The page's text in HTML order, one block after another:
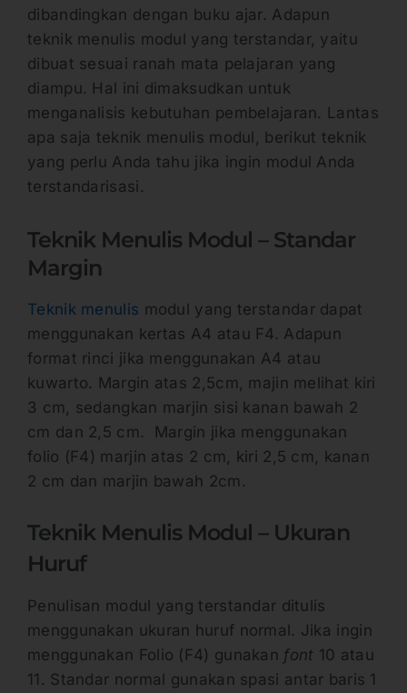
dibandingkan dengan buku ajar. Adapun
teknik menulis modul yang terstandar, yaitu
dibuat sesuai ranah mata pelajaran yang
diampu. Hal ini dimaksudkan untuk
menganalisis kebutuhan pembelajaran. Lantas
apa saja teknik menulis modul, berikut teknik
yang perlu Anda tahu jika ingin modul Anda
terstandarisasi.
Teknik Menulis Modul – Standar
Margin
Teknik menulis modul yang terstandar dapat
menggunakan kertas A4 atau F4. Adapun
format rinci jika menggunakan A4 atau
kuwarto. Margin atas 2,5cm, majin melihat kiri
3 cm, sedangkan marjin sisi kanan bawah 2
cm dan 2,5 cm. Margin jika menggunakan
folio (F4) marjin atas 2 cm, kiri 2,5 cm, kanan
2 cm dan marjin bawah 2cm.
Teknik Menulis Modul – Ukuran
Huruf
Penulisan modul yang terstandar ditulis
menggunakan ukuran huruf normal. Jika ingin
menggunakan Folio (F4) gunakan font 10 atau
11. Standar normal gunakan spasi antar baris 1